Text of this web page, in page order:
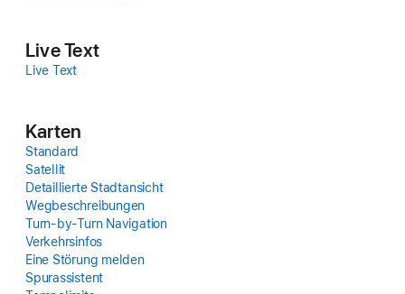
Live Text
Live Text
Karten
Standard
Satellit
Detaillierte Stadt­ansicht
Weg­beschrei­bungen
Turn-by-Turn Navi­gation
Verkehrs­infos
Eine Störung melden
Spur­assistent